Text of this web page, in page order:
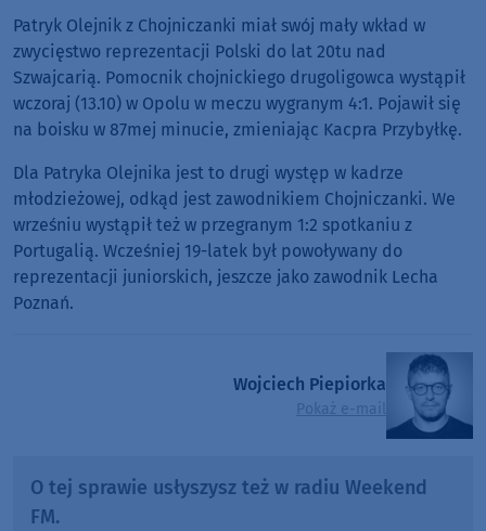
Patryk Olejnik z Chojniczanki miał swój mały wkład w
zwycięstwo reprezentacji Polski do lat 20tu nad
Szwajcarią. Pomocnik chojnickiego drugoligowca wystąpił
wczoraj (13.10) w Opolu w meczu wygranym 4:1. Pojawił się
na boisku w 87mej minucie, zmieniając Kacpra Przybyłkę.
Dla Patryka Olejnika jest to drugi występ w kadrze
młodzieżowej, odkąd jest zawodnikiem Chojniczanki. We
wrześniu wystąpił też w przegranym 1:2 spotkaniu z
Portugalią. Wcześniej 19-latek był powoływany do
reprezentacji juniorskich, jeszcze jako zawodnik Lecha
Poznań.
Wojciech Piepiorka
Pokaż e-mail
O tej sprawie usłyszysz też w radiu Weekend
FM.